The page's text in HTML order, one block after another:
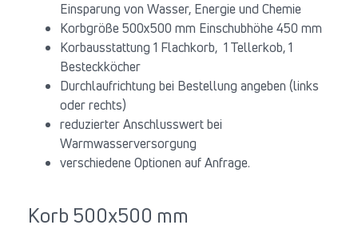
Einsparung von Wasser, Energie und Chemie
Korbgröße 500x500 mm Einschubhöhe 450 mm
Korbausstattung 1 Flachkorb, 1 Tellerkob, 1
Besteckköcher
Durchlaufrichtung bei Bestellung angeben (links
oder rechts)
reduzierter Anschlusswert bei
Warmwasserversorgung
verschiedene Optionen auf Anfrage.
Korb 500x500 mm